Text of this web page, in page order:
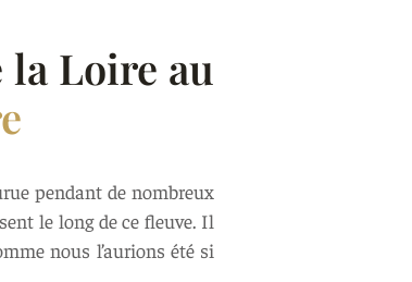
Loire au
pendant de nombreux
le long de ce fleuve. Il
nous l’aurions été si